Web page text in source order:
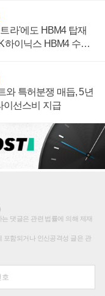
라'에도 HBM4 탑재
하이닉스 HBM4 수율
와 특허분쟁 매듭, 5년
이선스비 지급
댓글은 관련 법률에 의해 제재
포함되거나 인신공격성 글은 관